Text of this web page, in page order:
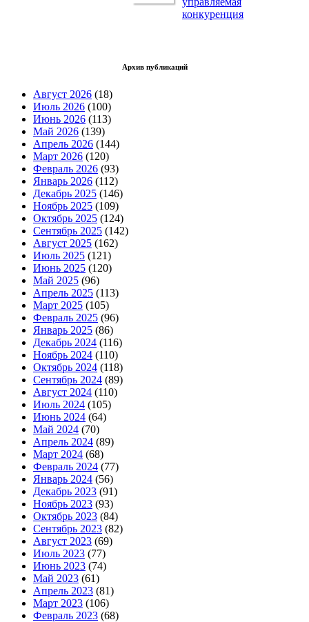
конкуренция
Архив публикаций
Август 2026 (18)
Июль 2026 (100)
Июнь 2026 (113)
Май 2026 (139)
Апрель 2026 (144)
Март 2026 (120)
Февраль 2026 (93)
Январь 2026 (112)
Декабрь 2025 (146)
Ноябрь 2025 (109)
Октябрь 2025 (124)
Сентябрь 2025 (142)
Август 2025 (162)
Июль 2025 (121)
Июнь 2025 (120)
Май 2025 (96)
Апрель 2025 (113)
Март 2025 (105)
Февраль 2025 (96)
Январь 2025 (86)
Декабрь 2024 (116)
Ноябрь 2024 (110)
Октябрь 2024 (118)
Сентябрь 2024 (89)
Август 2024 (110)
Июль 2024 (105)
Июнь 2024 (64)
Май 2024 (70)
Апрель 2024 (89)
Март 2024 (68)
Февраль 2024 (77)
Январь 2024 (56)
Декабрь 2023 (91)
Ноябрь 2023 (93)
Октябрь 2023 (84)
Сентябрь 2023 (82)
Август 2023 (69)
Июль 2023 (77)
Июнь 2023 (74)
Май 2023 (61)
Апрель 2023 (81)
Март 2023 (106)
Февраль 2023 (68)